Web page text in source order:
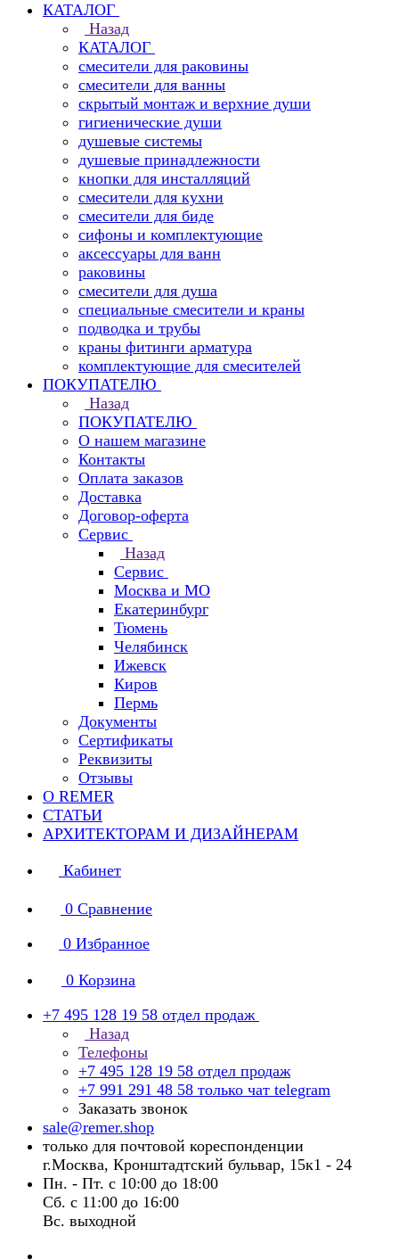
КАТАЛОГ
Назад
КАТАЛОГ
смесители для раковины
смесители для ванны
скрытый монтаж и верхние души
гигиенические души
душевые системы
душевые принадлежности
кнопки для инсталляций
смесители для кухни
смесители для биде
сифоны и комплектующие
аксессуары для ванн
раковины
смесители для душа
специальные смесители и краны
подводка и трубы
краны фитинги арматура
комплектующие для смесителей
ПОКУПАТЕЛЮ
Назад
ПОКУПАТЕЛЮ
О нашем магазине
Контакты
Оплата заказов
Доставка
Договор-оферта
Сервис
Назад
Сервис
Москва и МО
Екатеринбург
Тюмень
Челябинск
Ижевск
Киров
Пермь
Документы
Сертификаты
Реквизиты
Отзывы
О REMER
СТАТЬИ
АРХИТЕКТОРАМ И ДИЗАЙНЕРАМ
Кабинет
0 Сравнение
0 Избранное
0 Корзина
+7 495 128 19 58 отдел продаж
Назад
Телефоны
+7 495 128 19 58 отдел продаж
+7 991 291 48 58 только чат telegram
Заказать звонок
sale@remer.shop
только для почтовой кореспонденции
г.Москва, Кронштадтский бульвар, 15к1 - 24
Пн. - Пт. с 10:00 до 18:00
Сб. с 11:00 до 16:00
Вс. выходной